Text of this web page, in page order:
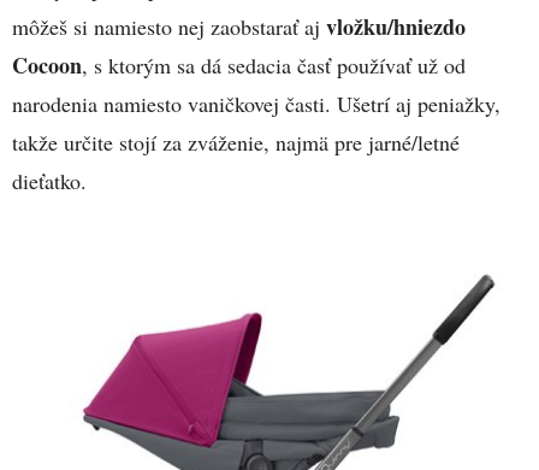
môžeš si namiesto nej zaobstarať aj vložku/hniezdo
Cocoon, s ktorým sa dá sedacia časť používať už od
narodenia namiesto vaničkovej časti. Ušetrí aj peniažky,
takže určite stojí za zváženie, najmä pre jarné/letné
dieťatko.